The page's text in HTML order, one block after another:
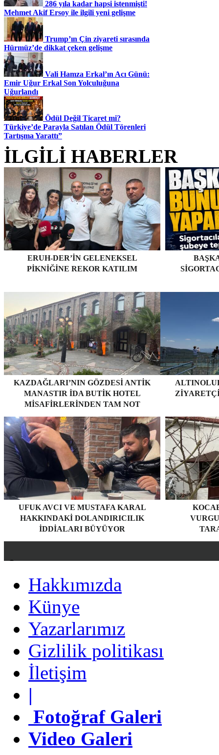
286 yıla kadar hapsi istenmişti!
Mehmet Akif Ersoy ile ilgili yeni gelişme
Trump’ın Çin ziyareti sırasında
Hürmüz’de dikkat çeken gelişme
Vali Hamza Erkal’ın Acı Günü:
Emir Uğur Erkal Son Yolculuğuna
Uğurlandı
Ödül Değil Ticaret mi?
Türkiye’de Parayla Satılan Ödül Törenleri
Tartışma Yarattı”
İLGİLİ HABERLER
ERUH-DER’IN GELENEKSEL
PIKNIĞINE REKOR KATILIM
KAZDAĞLARI’NIN GÖZDESI ANTIK
MANASTIR İDA BUTIK HOTEL
MISAFIRLERINDEN TAM NOT
ALIYOR
UFUK AVCI VE MUSTAFA KARAL
HAKKINDAKI DOLANDIRICILIK
İDDIALARI BÜYÜYOR
Künye
Yazarlarımız
Gizlilik politikası
İletişim
Fotoğraf Galeri
Video Galeri
Hakkımızda
Künye
Yazarlarımız
Gizlilik politikası
İletişim
|
Fotoğraf Galeri
Video Galeri